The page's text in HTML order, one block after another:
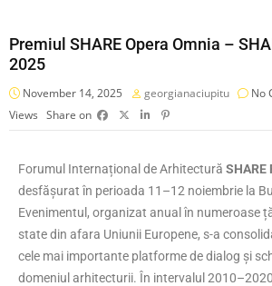
Premiul SHARE Opera Omnia –
2025
November 14, 2025 georgianaciupitu No
Views Share on
Forumul Internațional de Arhitectură SHARE
desfășurat în perioada 11–12 noiembrie la
Evenimentul, organizat anual în numeroase
state din afara Uniunii Europene, s-a
cele mai importante platforme de dialog și
domeniul arhitecturii. În intervalul